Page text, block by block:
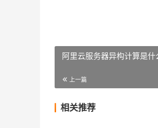
阿里云服务器异构计算是什
上一篇
相关推荐